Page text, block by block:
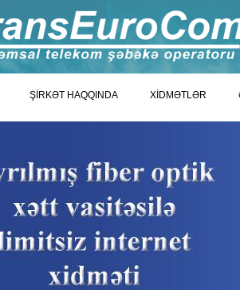
ŞİRKƏT HAQQINDA XİDMƏTLƏR